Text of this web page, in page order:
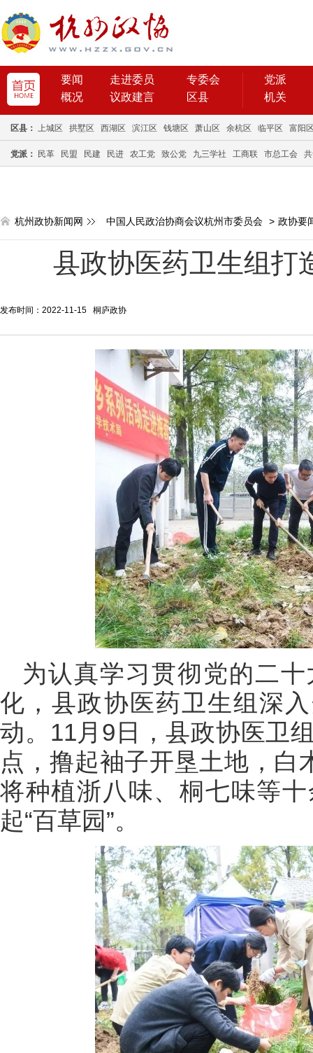
要闻 走进委员
专委会
概况
议政建言 区县
党派
机关
区县： 上城区 拱墅区 西湖区 滨江区 钱塘区 萧山区 余杭区 临平区 富阳
党派： 民革 民盟 民建 民进 农工党 致公党 九三学社 工商联 市总工会
杭州政协新闻网 中国人民政治协商会议杭州市委员会 > 政协要
县政协医药卫生组打
发布时间：2022-11-15 桐庐政协
为认真学习贯彻党的二
化，县政协医药卫生组深
动。11月9日，县政协医卫
点，撸起袖子开垦土地，白
将种植浙八味、桐七味等
起“百草园”。